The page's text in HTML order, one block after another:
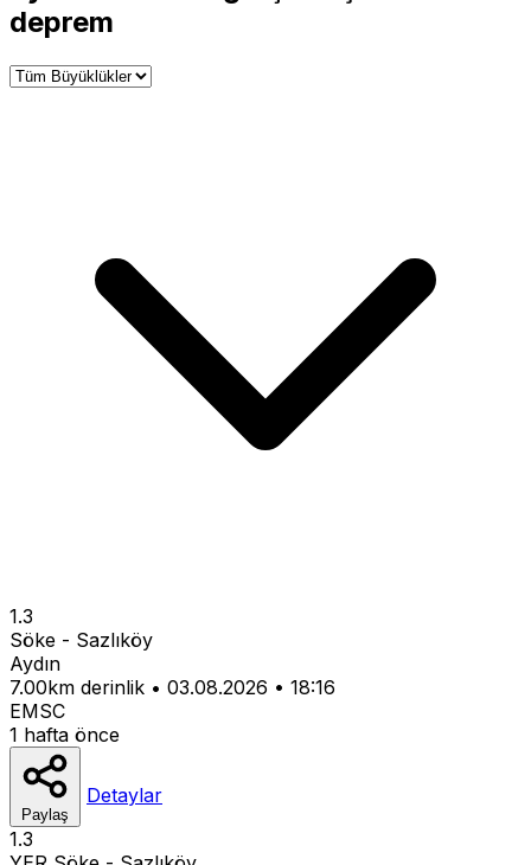
−
deprem
1.3
Söke - Sazlıköy
Aydın
7.00km derinlik • 03.08.2026 • 18:16
EMSC
1 hafta önce
Paylaş
Detaylar
1.3